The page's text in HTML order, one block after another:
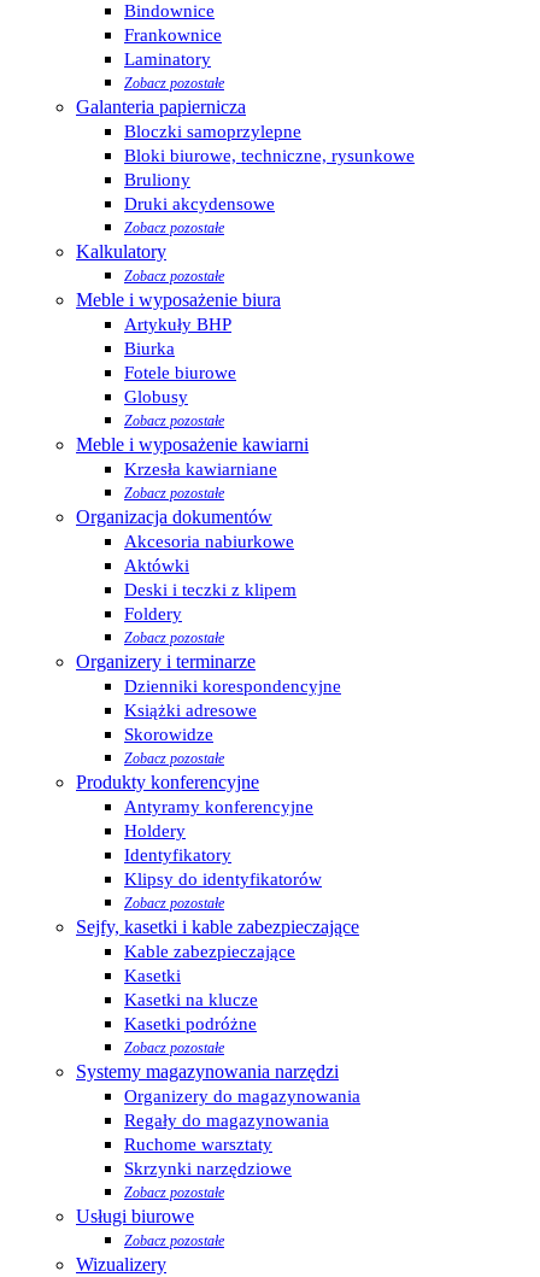
Bindownice
Frankownice
Laminatory
Zobacz pozostałe
Galanteria papiernicza
Bloczki samoprzylepne
Bloki biurowe, techniczne, rysunkowe
Bruliony
Druki akcydensowe
Zobacz pozostałe
Kalkulatory
Zobacz pozostałe
Meble i wyposażenie biura
Artykuły BHP
Biurka
Fotele biurowe
Globusy
Zobacz pozostałe
Meble i wyposażenie kawiarni
Krzesła kawiarniane
Zobacz pozostałe
Organizacja dokumentów
Akcesoria nabiurkowe
Aktówki
Deski i teczki z klipem
Foldery
Zobacz pozostałe
Organizery i terminarze
Dzienniki korespondencyjne
Książki adresowe
Skorowidze
Zobacz pozostałe
Produkty konferencyjne
Antyramy konferencyjne
Holdery
Identyfikatory
Klipsy do identyfikatorów
Zobacz pozostałe
Sejfy, kasetki i kable zabezpieczające
Kable zabezpieczające
Kasetki
Kasetki na klucze
Kasetki podróżne
Zobacz pozostałe
Systemy magazynowania narzędzi
Organizery do magazynowania
Regały do magazynowania
Ruchome warsztaty
Skrzynki narzędziowe
Zobacz pozostałe
Usługi biurowe
Zobacz pozostałe
Wizualizery